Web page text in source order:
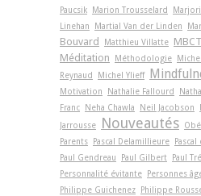
Paucsik
Marion Trousselard
Linehan
Martial Van der Linden
Bouvard
Matthieu Villatte MBCT
Méditation Méthodologie
Reynaud
Michel Ylieff
Motivation
Nathalie Fallourd
Franc
Neha Chawla Neil Jacobson
Jarrousse
Nouveautés
Parents
Pascal Delamillieure
Paul Gendreau
Paul Gilbert Paul
Personnalité évitante
Personnes
Philippe Guichenez
Philippe